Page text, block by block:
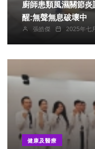
廚師患類風濕關節炎
醒:無聲無息破壞中
張皓傑 2025年七
健康及醫療